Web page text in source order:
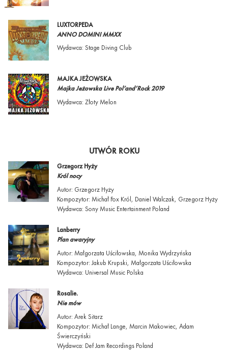
LUXTORPEDA
ANNO DOMINI MMXX
Wydawca: Stage Diving Club
MAJKA JEŻOWSKA
Majka Jeżowska Live Pol’and’Rock 2019
Wydawca: Złoty Melon
UTWÓR ROKU
Grzegorz Hyży
Król nocy
Autor: Grzegorz Hyży
Kompozytor: Michał Fox Król, Daniel Walczak, Grzegorz Hyży
Wydawca: Sony Music Entertainment Poland
Lanberry
Plan awaryjny
Autor: Małgorzata Uściłowska, Monika Wydrzyńska
Kompozytor: Jakub Krupski, Małgorzata Uściłowska
Wydawca: Universal Music Polska
Rosalie.
Nie mów
Autor: Arek Sitarz
Kompozytor: Michał Lange, Marcin Makowiec, Adam
Świerczyński
Wydawca: Def Jam Recordings Poland